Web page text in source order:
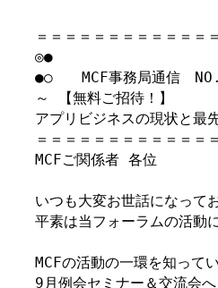
＝＝＝＝＝＝＝＝＝＝＝＝
◎●
●○　　MCF事務局通信
～ 【無料ご招待！】
アプリビジネスの現状と最
＝＝＝＝＝＝＝＝＝＝＝＝
MCFご関係者 各位
いつも大変お世話になって
平素は当フォーラムの活動
MCFの活動の一環を知って
9月例会セミナー＆交流会